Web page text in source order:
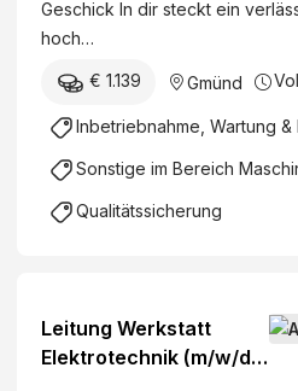
Österreich Kategorie:
Instandhaltung
Geschick In dir steckt ein
hoch…
€ 1.139 Gmünd
Inbetriebnahme, Wartung &
Sonstige im Bereich
Qualitätssicherung
Leitung Werkstatt
Elektrotechnik (m/w/d)